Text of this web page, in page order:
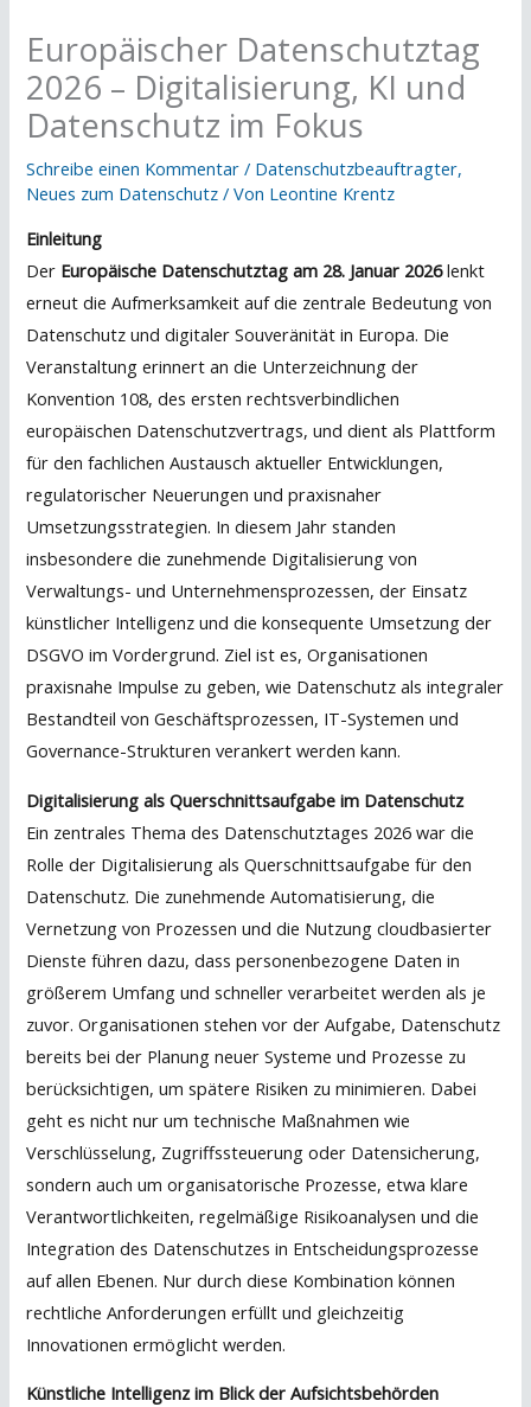
Europäischer Datenschutztag
2026 – Digitalisierung, KI und
Datenschutz im Fokus
Schreibe einen Kommentar / Datenschutzbeauftragter,
Neues zum Datenschutz / Von Leontine Krentz
Einleitung
Der Europäische Datenschutztag am 28. Januar 2026lenkt
erneut die Aufmerksamkeit auf die zentrale Bedeutung von
Datenschutz und digitaler Souveränität in Europa. Die
Veranstaltung erinnert an die Unterzeichnung der
Konvention 108, des ersten rechtsverbindlichen
europäischen Datenschutzvertrags, und dient als Plattform
für den fachlichen Austausch aktueller Entwicklungen,
regulatorischer Neuerungen und praxisnaher
Umsetzungsstrategien. In diesem Jahr standen
insbesondere die zunehmende Digitalisierung von
Verwaltungs- und Unternehmensprozessen, der Einsatz
künstlicher Intelligenz und die konsequente Umsetzung der
DSGVO im Vordergrund. Ziel ist es, Organisationen
praxisnahe Impulse zu geben, wie Datenschutz als integraler
Bestandteil von Geschäftsprozessen, IT-Systemen und
Governance-Strukturen verankert werden kann.
Digitalisierung als Querschnittsaufgabe im Datenschutz
Ein zentrales Thema des Datenschutztages 2026 war die
Rolle der Digitalisierung als Querschnittsaufgabe für den
Datenschutz. Die zunehmende Automatisierung, die
Vernetzung von Prozessen und die Nutzung cloudbasierter
Dienste führen dazu, dass personenbezogene Daten in
größerem Umfang und schneller verarbeitet werden als je
zuvor. Organisationen stehen vor der Aufgabe, Datenschutz
bereits bei der Planung neuer Systeme und Prozesse zu
berücksichtigen, um spätere Risiken zu minimieren. Dabei
geht es nicht nur um technische Maßnahmen wie
Verschlüsselung, Zugriffssteuerung oder Datensicherung,
sondern auch um organisatorische Prozesse, etwa klare
Verantwortlichkeiten, regelmäßige Risikoanalysen und die
Integration des Datenschutzes in Entscheidungsprozesse
auf allen Ebenen. Nur durch diese Kombination können
rechtliche Anforderungen erfüllt und gleichzeitig
Innovationen ermöglicht werden.
Künstliche Intelligenz im Blick der Aufsichtsbehörden